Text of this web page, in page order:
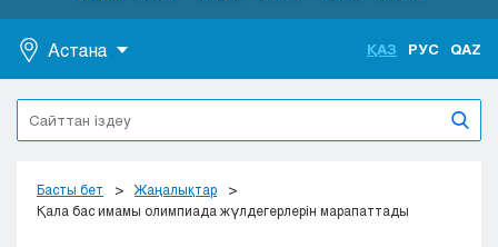
Астана
Астана
Алматы
Актобе
Атырау
ҚАЗ РУС QAZ
Басты бет
Жаңалықтар
Қала бас имамы олимпиада жүлдегерлерін марапаттады